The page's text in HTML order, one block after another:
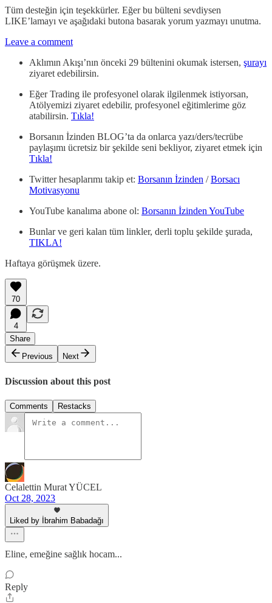
Tüm desteğin için teşekkürler. Eğer bu bülteni sevdiysen
LIKE’lamayı ve aşağıdaki butona basarak yorum yazmayı unutma.
Leave a comment
Aklımın Akışı’nın önceki 29 bültenini okumak istersen, şurayı
ziyaret edebilirsin.
Eğer Trading ile profesyonel olarak ilgilenmek istiyorsan,
Atölyemizi ziyaret edebilir, profesyonel eğitimlerime göz
atabilirsin. Tıkla!
Borsanın İzinden BLOG’ta da onlarca yazı/ders/tecrübe
paylaşımı ücretsiz bir şekilde seni bekliyor, ziyaret etmek için
Tıkla!
Twitter hesaplarımı takip et: Borsanın İzinden /Borsacı
Motivasyonu
YouTube kanalıma abone ol: Borsanın İzinden YouTube
Bunlar ve geri kalan tüm linkler, derli toplu şekilde şurada,
TIKLA!
Haftaya görüşmek üzere.
70
4
Share
Previous
Next
Discussion about this post
Comments Restacks
Celalettin Murat YÜCEL
Oct 28, 2023
Liked by İbrahim Babadağı
Eline, emeğine sağlık hocam...
Reply